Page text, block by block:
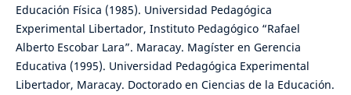
Educación Física (1985). Universidad Pedagógica
Experimental Libertador, Instituto Pedagógico “Rafael
Alberto Escobar Lara”. Maracay. Magíster en Gerencia
Educativa (1995). Universidad Pedagógica Experimental
Libertador, Maracay. Doctorado en Ciencias de la Educación.